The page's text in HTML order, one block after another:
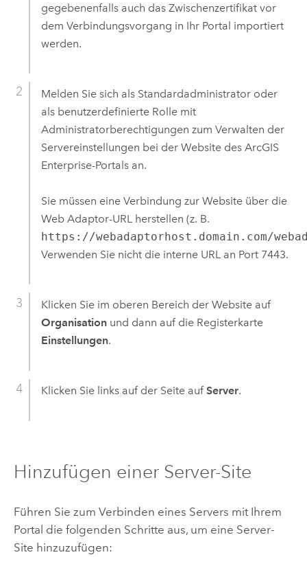
gegebenenfalls auch das Zwischenzertifikat vor
dem Verbindungsvorgang in Ihr Portal importiert
werden.
Melden Sie sich als Standardadministrator oder
als benutzerdefinierte Rolle mit
Administratorberechtigungen zum Verwalten der
Servereinstellungen bei der Website des ArcGIS
Enterprise-Portals an.
Sie müssen eine Verbindung zur Website über die
Web Adaptor-URL herstellen (z. B.
https://webadaptorhost.domain.com/
Verwenden Sie nicht die interne URL an Port 7443.
Klicken Sie im oberen Bereich der Website auf
Organisationund dann auf die Registerkarte
Einstellungen.
Klicken Sie links auf der Seite auf Server.
Hinzufügen einer Server-Site
Führen Sie zum Verbinden eines Servers mit Ihrem
Portal die folgenden Schritte aus, um eine Server-
Site hinzuzufügen: